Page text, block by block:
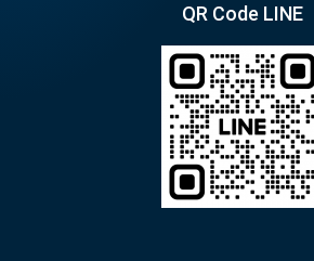
QR Code LINE